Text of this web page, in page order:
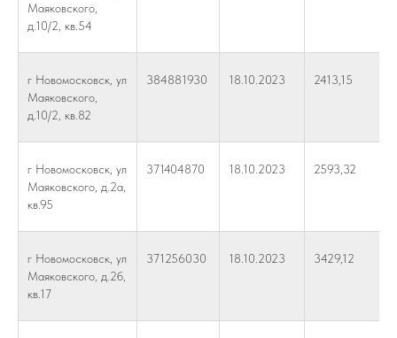
Маяковского,
д.10/2, кв.54
г Новомосковск, ул
Маяковского,
д.10/2, кв.82
384881930 18.10.2023 2413,15
г Новомосковск, ул
Маяковского, д.2а,
кв.95
371404870 18.10.2023 2593,32
г Новомосковск, ул
Маяковского, д.2б,
кв.17
371256030 18.10.2023 3429,12